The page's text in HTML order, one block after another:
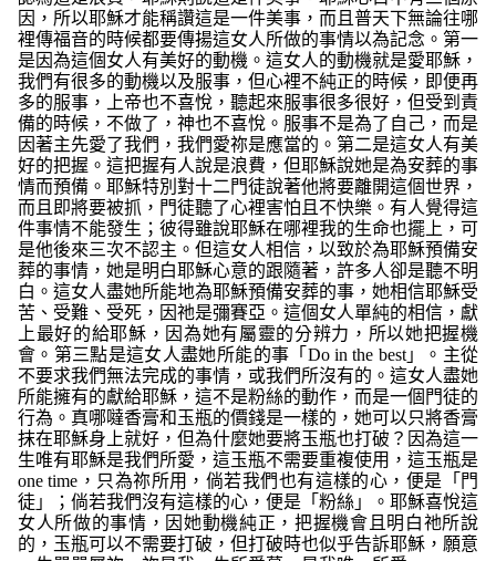
因，所以耶穌才能稱讚這是一件美事，而且普天下無論往哪
裡傳福音的時候都要傳揚這女人所做的事情以為記念。第一
是因為這個女人有美好的動機。這女人的動機就是愛耶穌，
我們有很多的動機以及服事，但心裡不純正的時候，即便再
多的服事，上帝也不喜悅，聽起來服事很多很好，但受到責
備的時候，不做了，神也不喜悅。服事不是為了自己，而是
因著主先愛了我們，我們愛祢是應當的。第二是這女人有美
好的把握。這把握有人說是浪費，但耶穌說她是為安葬的事
情而預備。耶穌特別對十二門徒說著他將要離開這個世界，
而且即將要被抓，門徒聽了心裡害怕且不快樂。有人覺得這
件事情不能發生；彼得雖說耶穌在哪裡我的生命也擺上，可
是他後來三次不認主。但這女人相信，以致於為耶穌預備安
葬的事情，她是明白耶穌心意的跟隨著，許多人卻是聽不明
白。這女人盡她所能地為耶穌預備安葬的事，她相信耶穌受
苦、受難、受死，因祂是彌賽亞。這個女人單純的相信，獻
上最好的給耶穌，因為她有屬靈的分辨力，所以她把握機
會。第三點是這女人盡她所能的事「Do in the best」。主從
不要求我們無法完成的事情，或我們所沒有的。這女人盡她
所能擁有的獻給耶穌，這不是粉絲的動作，而是一個門徒的
行為。真哪噠香膏和玉瓶的價錢是一樣的，她可以只將香膏
抹在耶穌身上就好，但為什麼她要將玉瓶也打破？因為這一
生唯有耶穌是我們所愛，這玉瓶不需要重複使用，這玉瓶是
one time，只為祢所用，倘若我們也有這樣的心，便是「門
徒」；倘若我們沒有這樣的心，便是「粉絲」。耶穌喜悅這
女人所做的事情，因她動機純正，把握機會且明白祂所說
的，玉瓶可以不需要打破，但打破時也似乎告訴耶穌，願意